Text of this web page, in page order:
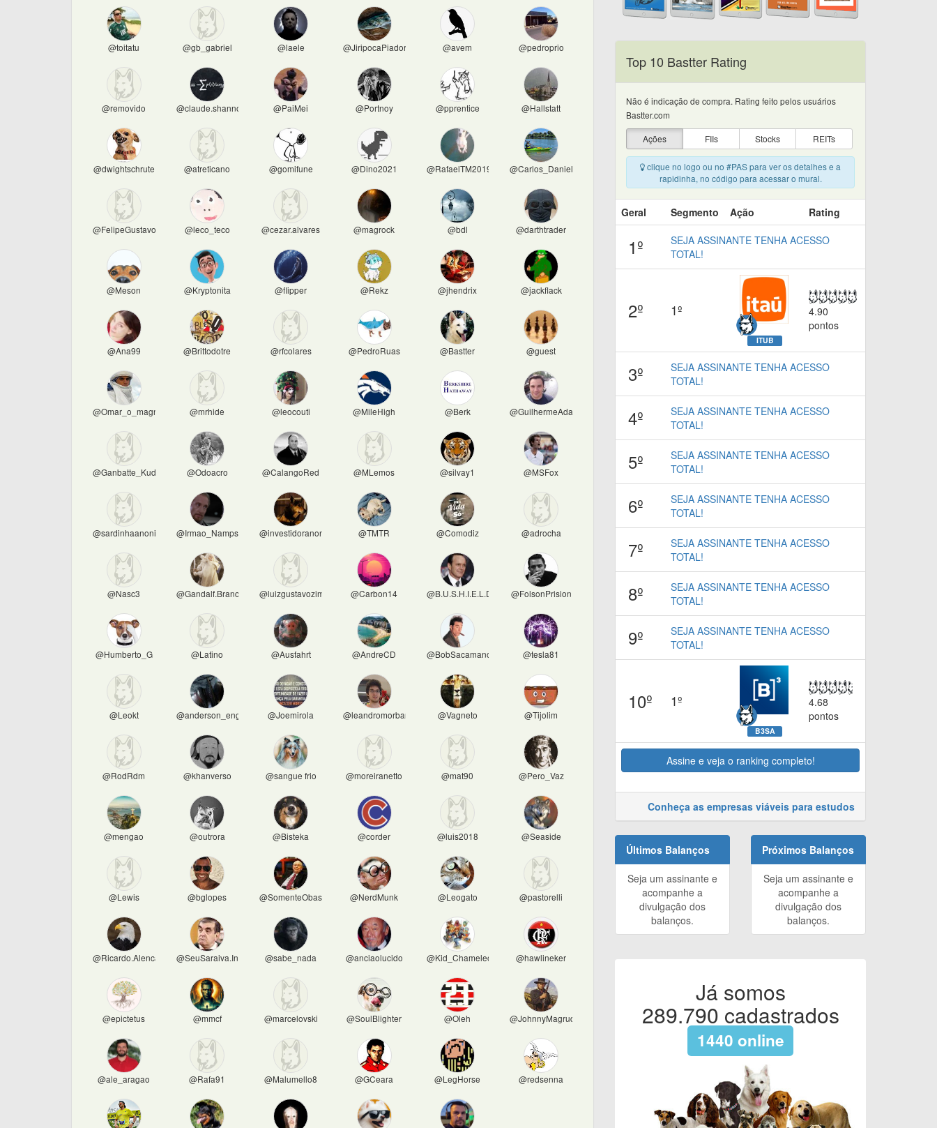
@toitatu @gb_gabriel @laele @JiripocaPiadora @avem @pedroprio
@removido @claude.shannon @PaiMei @Portnoy @pprentice @Hallstatt
@dwightschrute @atreticano @gomifune @Dino2021 @RafaelTM2019 @Carlos_Daniel
@FelipeGustavo @leco_teco @cezar.alvares @magrock @bdl @darthtrader
@Meson @Kryptonita @flipper @Rekz @jhendrix @jackflack
@Ana99 @Brittodotre @rfcolares @PedroRuas @Bastter @guest
@Omar_o_magnifico @mrhide @leocouti @MileHigh @Berk @GuilhermeAdams60
@Ganbatte_Kudasai @Odoacro @CalangoRed @MLemos @silvay1 @MSFox
@sardinhaanonima @Irmao_Namps @investidoranonimo @TMTR @Comodiz @adrocha
@Nasc3 @Gandalf.Branco @luizgustavozimmer @Carbon14 @B.U.S.H.I.E.L.D @FolsonPrision
@Humberto_G @Latino @Ausfahrt @AndreCD @BobSacamano @tesla81
@Leokt @anderson_eng @Joemirola @leandromorbarros0240@Vagneto @Tijolim
@RodRdm @khanverso @sangue frio @moreiranetto @mat90 @Pero_Vaz
@mengao @outrora @Bisteka @corder @luis2018 @Seaside
@Lewis @bglopes @SomenteObasico @NerdMunk @Leogato @pastorelli
@Ricardo.Alencar @SeuSaraiva.Invest @sabe_nada @anciaolucido @Kid_Chameleon @hawlineker
@epictetus @mmcf @marcelovski @SoulBlighter @Oleh @JohnnyMagruder
@ale_aragao @Rafa91 @Malumello8 @GCeara @LegHorse @redsenna
Top 10 Bastter Rating
Não é indicação de compra. Rating feito pelos usuários
Bastter.com
Ações
FIIs Stocks REITs
clique no logo ou no #PAS para ver os detalhes e a
rapidinha, no código para acessar o mural.
Geral Segmento Ação Rating
1º
SEJA ASSINANTE TENHA ACESSO
TOTAL!
2º 1º
ITUB
4.90
pontos
3º
SEJA ASSINANTE TENHA ACESSO
TOTAL!
4º
SEJA ASSINANTE TENHA ACESSO
TOTAL!
5º
SEJA ASSINANTE TENHA ACESSO
TOTAL!
6º
SEJA ASSINANTE TENHA ACESSO
TOTAL!
7º
SEJA ASSINANTE TENHA ACESSO
TOTAL!
8º
SEJA ASSINANTE TENHA ACESSO
TOTAL!
9º
SEJA ASSINANTE TENHA ACESSO
TOTAL!
10º 1º
B3SA
4.68
pontos
Assine e veja o ranking completo!
Conheça as empresas viáveis para estudos
Últimos Balanços
Seja um assinante e
acompanhe a
divulgação dos
balanços.
Próximos Balanços
Seja um assinante e
acompanhe a
divulgação dos
balanços.
Já somos
289.790 cadastrados
1440 online